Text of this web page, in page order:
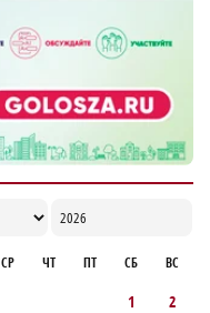
СР ЧТ ПТ СБ ВС
1
2